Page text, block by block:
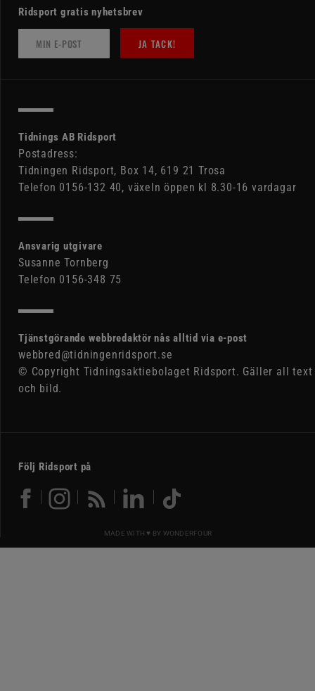
Ridsport gratis nyhetsbrev
JA TACK!
Tidnings AB Ridsport
Postadress:
Tidningen Ridsport, Box 14, 619 21 Trosa
Telefon 0156-132 40, växeln öppen kl 8.30-16 vardagar
Ansvarig utgivare
Susanne Tornberg
Telefon 0156-348 75
Tjänstgörande webbredaktör nås alltid via e-post
webbred@tidningenridsport.se
© Copyright Tidningsaktiebolaget Ridsport. Gäller all text
och bild.
Följ Ridsport på
MADE WITH ♥ BY WONDERFOUR